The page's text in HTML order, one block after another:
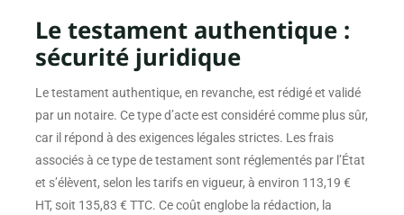
Le testament authentique :
sécurité juridique
Le testament authentique, en revanche, est rédigé et validé
par un notaire. Ce type d’acte est considéré comme plus sûr,
car il répond à des exigences légales strictes. Les frais
associés à ce type de testament sont réglementés par l’État
et s’élèvent, selon les tarifs en vigueur, à environ 113,19 €
HT, soit 135,83 € TTC. Ce coût englobe la rédaction, la